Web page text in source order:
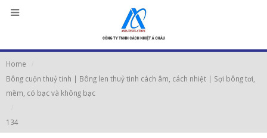
Home
Bông cuộn thuỷ tinh | Bông len thuỷ tinh cách âm, cách nhiệt | Sợi bông tơi,
mềm, có bạc và không bạc
134